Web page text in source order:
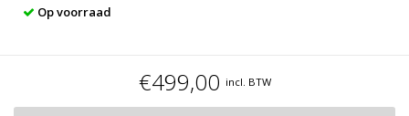
Op voorraad
€499,00 incl. BTW